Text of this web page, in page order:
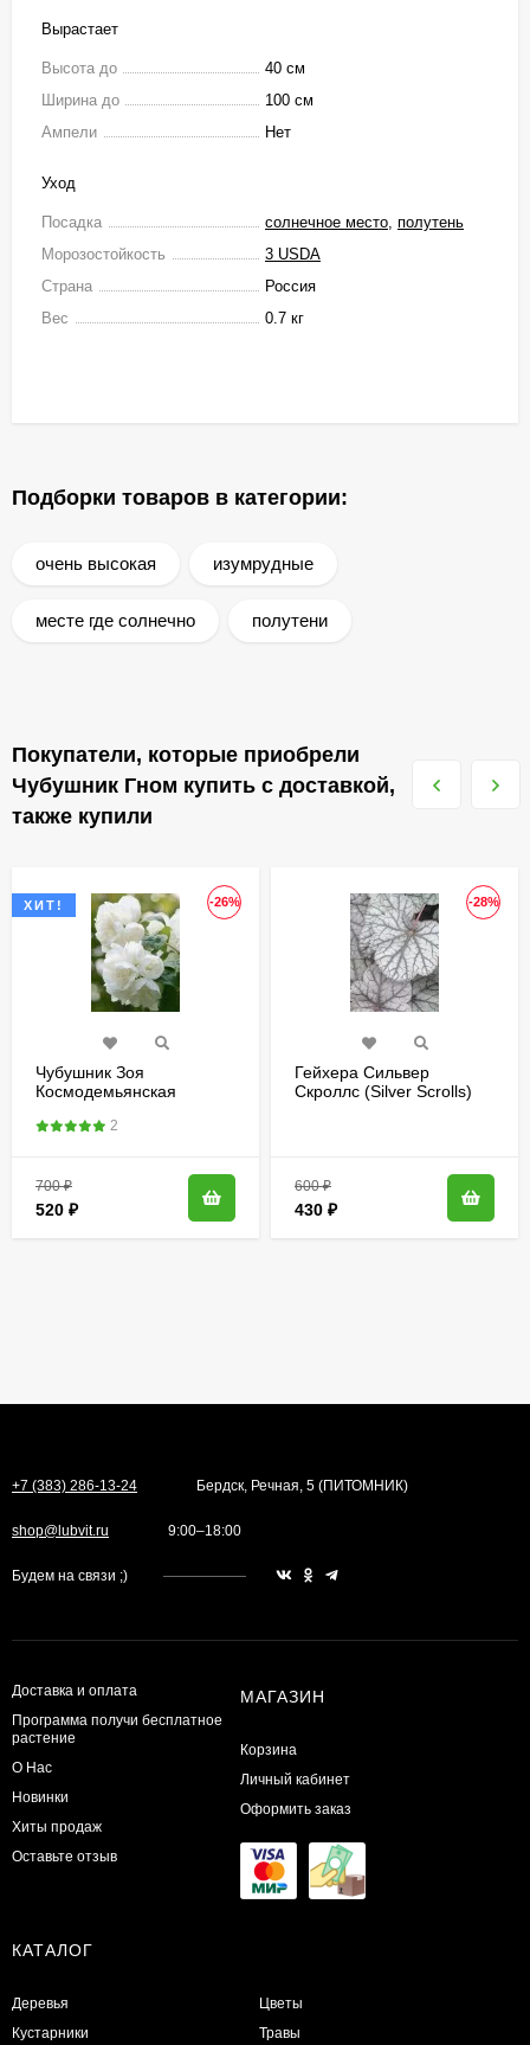
Вырастает
Высота до
40 см
Ширина до
100 см
Ампели
Нет
Уход
Посадка солнечное место, полутень
Морозостойкость
3 USDA
Страна
Россия
Вес
0.7 кг
Подборки товаров в категории:
очень высокая изумрудные
месте где солнечно полутени
Покупатели, которые приобрели
Чубушник Гном купить с доставкой,
также купили
-26%
ХИТ!
Чубушник Зоя
Космодемьянская
2
700₽
520 ₽
-28%
Гейхера Сильвер
Скроллс (Silver Scrolls)
600₽
430 ₽
+7 (383) 286-13-24 Бердск, Речная, 5 (ПИТОМНИК)
shop@lubvit.ru 9:00–18:00
Будем на связи ;)
Доставка и оплата
Программа получи бесплатное
растение
О Нас
Новинки
Хиты продаж
Оставьте отзыв
МАГАЗИН
Корзина
Личный кабинет
Оформить заказ
КАТАЛОГ
Деревья
Кустарники
Цветы
Травы